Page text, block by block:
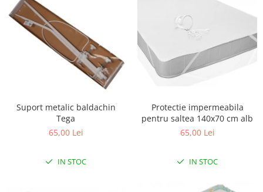
Patuturi lemn 140 x 70 cm
Patuturi lemn 160 x 80 cm
Pat tineret
Patuturi pliabile si tarcuri de joaca
Saltele patut copii
Saltele de la 140 x 70 cm
Saltele 127 x 63 cm
Lenjerii patuturi
Suport metalic baldachin
Tega
65,00 Lei
IN STOC
Protectie impermeabila
pentru saltea 140x70 cm alb
65,00 Lei
IN STOC